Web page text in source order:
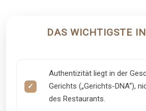
DAS WICHTIGSTE
Authentizität liegt in der
Gerichts („Gerichts-DNA“),
des Restaurants.